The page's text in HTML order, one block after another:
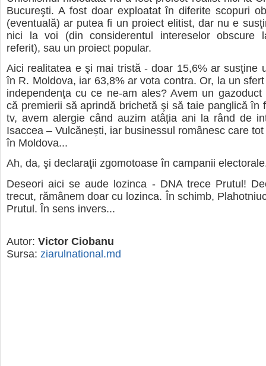
Bucureşti. A fost doar exploatat în diferite scopuri
(eventuală) ar putea fi un proiect elitist, dar nu e
nici la voi (din considerentul intereselor obscure
referit), sau un proiect popular.
Aici realitatea e şi mai tristă - doar 15,6% ar susţine
în R. Moldova, iar 63,8% ar vota contra. Or, la un
independenţa cu ce ne-am ales? Avem un gazoduct
că premierii să aprindă brichetă şi să taie panglică în
tv, avem alergie când auzim atâția ani la rând de
Isaccea – Vulcănești, iar businessul românesc care
în Moldova...
Ah, da, şi declaraţii zgomotoase în campanii
Deseori aici se aude lozinca - DNA trece Prutul!
trecut, rămânem doar cu lozinca. În schimb,
Prutul. În sens invers...
Autor: Victor Ciobanu
Sursa: ziarulnational.md